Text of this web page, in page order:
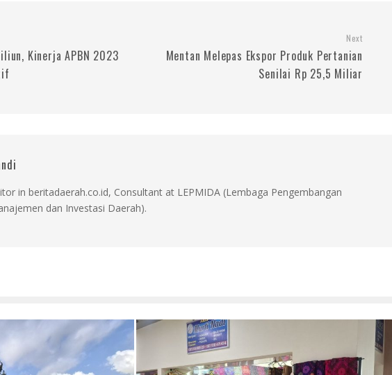
Kinerja APBN 2023
Next
Mentan Melepas Ekspor Produk Pertanian
Senilai Rp 25,5 Miliar
in beritadaerah.co.id, Consultant at LEPMIDA (Lembaga Pengembangan
dan Investasi Daerah).